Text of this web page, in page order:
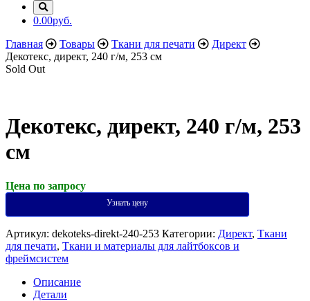
0.00руб.
Главная
Товары Ткани для печати
Директ
Декотекс, директ, 240 г/м, 253 см
Sold Out
Декотекс, директ, 240 г/м, 253
см
Цена по запросу
Узнать цену
Артикул: dekoteks-direkt-240-253 Категории: Директ, Ткани
для печати, Ткани и материалы для лайтбоксов и
фреймсистем
Описание
Детали